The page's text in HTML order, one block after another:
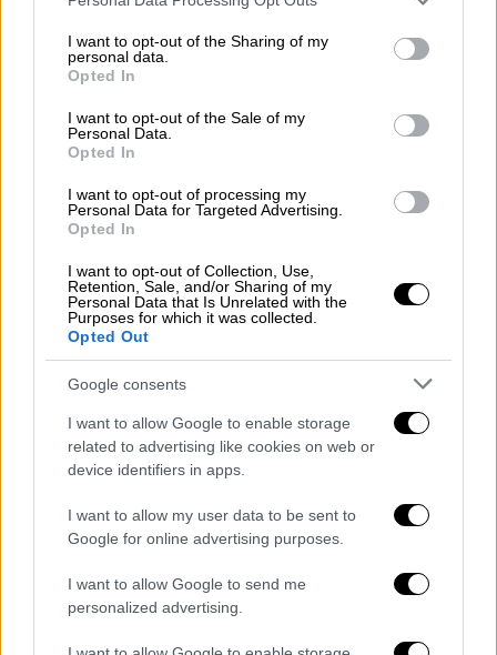
not limited to your visit or usage behaviour. You may click to
grant or deny consent to Google and its third-party tags to
use your data for below specified purposes in below Google
consent section.
I want to opt-out of the Sharing of my
personal data.
Opted In
I want to opt-out of the Sale of my
Personal Data.
Opted In
I want to opt-out of processing my
Personal Data for Targeted Advertising.
Opted In
I want to opt-out of Collection, Use,
Retention, Sale, and/or Sharing of my
Personal Data that Is Unrelated with the
Purposes for which it was collected.
Opted Out
Google consents
I want to allow Google to enable storage
related to advertising like cookies on web or
device identifiers in apps.
I want to allow my user data to be sent to
Google for online advertising purposes.
I want to allow Google to send me
personalized advertising.
Η ανακοίνωση της ΚΑΕ Ολυμπιακός:
ολοκλήρωση της συνεργασίας της με τον
Keenan Evans
επιτυχία στη συνέχεια της επαγγελματικής
και προσωπικής του πορείας».
Sometimes fate has other plans, and
the story doesn't unfold the way we
dream it will.
Even so, our journey together came
to an end with two major titles: the
Greek Championship and the
EuroLeague. @KeenanEvs, above all,
we wish you good health and every
success in the next…